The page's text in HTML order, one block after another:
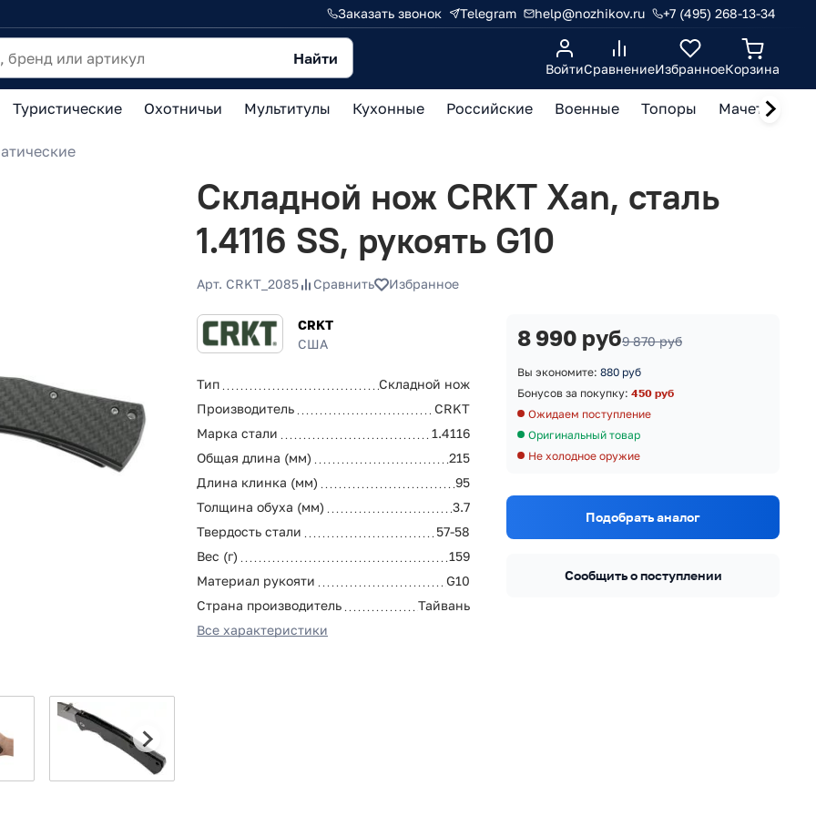
Заказать звонок Telegram help@nozhikov.ru +7 (495) 268-13-34
Найти
ВойтиСравнениеИзбранноеКорзина
Туристические Охотничьи Мультитулы Кухонные Российские Военные Топоры Мачете,
Складной нож CRKT Xan, сталь
1.4116 SS, рукоять G10
Арт. CRKT_2085 Сравнить Избранное
CRKT
США
Тип
Складной нож
Производитель
CRKT
Марка стали
1.4116
Общая длина (мм)
215
Длина клинка (мм)
95
Толщина обуха (мм)
3.7
Твердость стали
57-58
Вес (г)
159
Материал рукояти
G10
Страна производитель
Тайвань
Все характеристики
8 990 руб9 870 руб
Вы экономите: 880 руб
Бонусов за покупку: 450 руб
Ожидаем поступление
Оригинальный товар
Не холодное оружие
Подобрать аналог
Сообщить о поступлении